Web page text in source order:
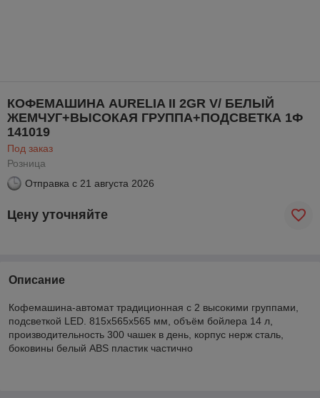
КОФЕМАШИНА AURELIA II 2GR V/ БЕЛЫЙ
ЖЕМЧУГ+ВЫСОКАЯ ГРУППА+ПОДСВЕТКА 1Ф
141019
Под заказ
Розница
Отправка с 21 августа 2026
Цену уточняйте
Описание
Кофемашина-автомат традиционная с 2 высокими группами,
подсветкой LED. 815x565x565 мм, объём бойлера 14 л,
производительность 300 чашек в день, корпус нерж сталь,
боковины белый ABS пластик частично